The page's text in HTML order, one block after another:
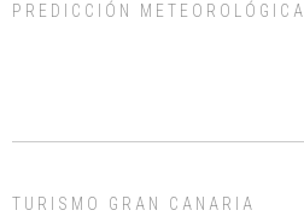
días, ella incluida...
PREDICCIÓN METEOROLÓGICA
TURISMO GRAN CANARIA